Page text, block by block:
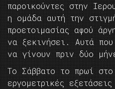
παροικούντες στην
η ομάδα αυτή την
προετοιμασίας αφού
να ξεκινήσει. Αυτά που
να γίνουν πριν δύο
Το Σάββατο το πρωί
εργομετρικές